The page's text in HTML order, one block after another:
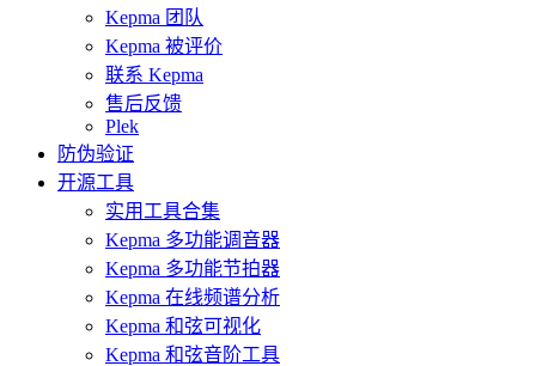
Kepma 团队
Kepma 被评价
联系 Kepma
售后反馈
Plek
防伪验证
开源工具
实用工具合集
Kepma 多功能调音器
Kepma 多功能节拍器
Kepma 在线频谱分析
Kepma 和弦可视化
Kepma 和弦音阶工具